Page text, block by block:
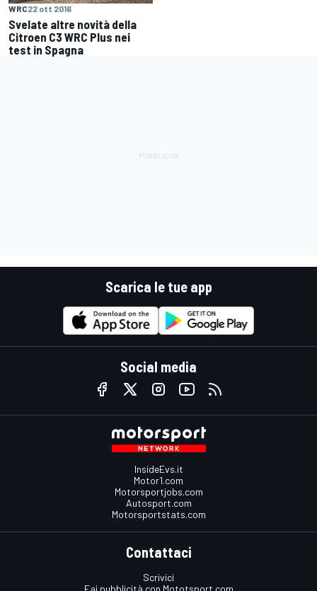
WRC22 ott 2016
Svelate altre novità della
Citroen C3 WRC Plus nei
test in Spagna
Scarica le tue app
Social media
InsideEvs.it
Motor1.com
Motorsportjobs.com
Autosport.com
Motorsportstats.com
Contattaci
Scrivici
Fai pubblicità con Mototsport.com